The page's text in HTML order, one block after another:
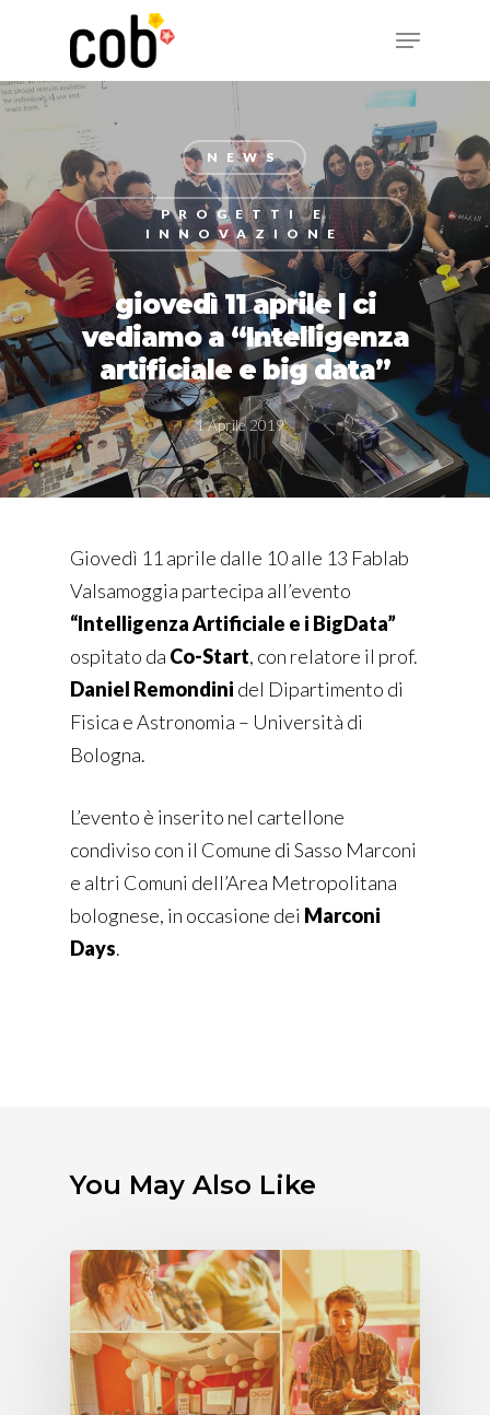
Hit enter to search or ESC to close
NEWS
PROGETTI E
INNOVAZIONE
giovedì 11 aprile | ci
vediamo a “Intelligenza
artificiale e big data”
1 Aprile 2019
Giovedì 11 aprile dalle 10 alle 13 Fablab
Valsamoggia partecipa all’evento
“Intelligenza Artificiale e i BigData”
ospitato da Co-Start, con relatore il prof.
Daniel Remondini del Dipartimento di
Fisica e Astronomia – Università di
Bologna.
L’evento è inserito nel cartellone
condiviso con il Comune di Sasso Marconi
e altri Comuni dell’Area Metropolitana
bolognese, in occasione dei Marconi
Days.
You May Also Like